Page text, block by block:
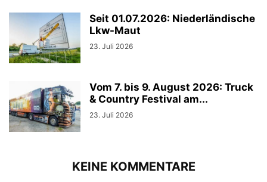
Seit 01.07.2026: Niederländische
Lkw-Maut
23. Juli 2026
Vom 7. bis 9. August 2026: Truck
& Country Festival am...
23. Juli 2026
KEINE KOMMENTARE